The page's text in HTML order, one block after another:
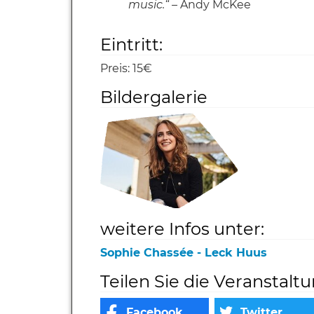
music.“ – Andy McKee
Eintritt:
Preis: 15€
Bildergalerie
weitere Infos unter:
Sophie Chassée - Leck Huus
Teilen Sie die